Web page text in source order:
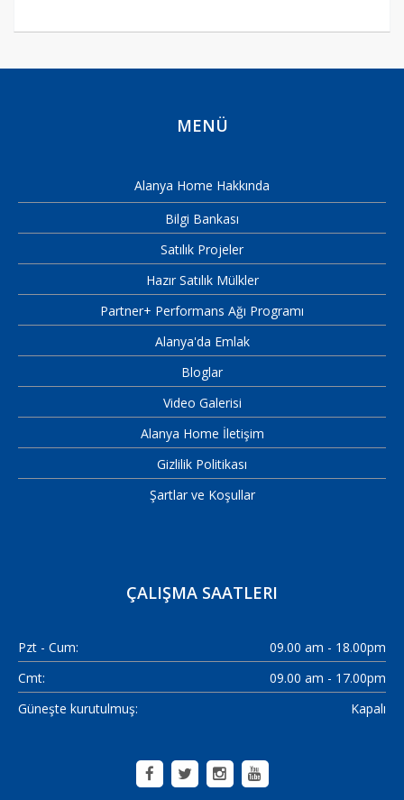
MENÜ
Alanya Home Hakkında
Bilgi Bankası
Satılık Projeler
Hazır Satılık Mülkler
Partner+ Performans Ağı Programı
Alanya'da Emlak
Bloglar
Video Galerisi
Alanya Home İletişim
Gizlilik Politikası
Şartlar ve Koşullar
ÇALIŞMA SAATLERI
Pzt - Cum:
09.00 am - 18.00pm
Cmt:
09.00 am - 17.00pm
Güneşte kurutulmuş:
Kapalı